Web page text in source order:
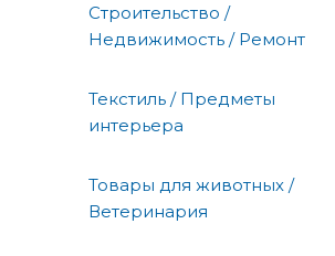
Строительство /
Недвижимость / Ремонт
Текстиль / Предметы
интерьера
Товары для животных /
Ветеринария